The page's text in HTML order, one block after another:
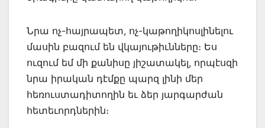
Նրա ոչ-հայրապետ, ոչ-կաթողիկոսլինելու
մասին բազում են վկայութիւնները։ Ես
ուզում եմ մի քանիսը յիշատակել, որպէսզի
նրա իրական դէմքը պարզ լինի մեր
հեռուստադիտողին եւ ձեր յարգարժան
հետեւորդներին։